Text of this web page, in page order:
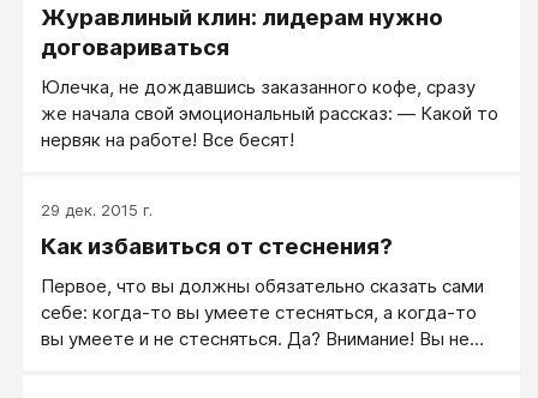
Журавлиный клин: лидерам нужно
договариваться
Юлечка, не дождавшись заказанного кофе, сразу
же начала свой эмоциональный рассказ: — Какой то
нервяк на работе! Все бесят!
29 дек. 2015 г.
Как избавиться от стеснения?
Первое, что вы должны обязательно сказать сами
себе: когда-то вы умеете стесняться, а когда-то
вы умеете и не стесняться. Да? Внимание! Вы не